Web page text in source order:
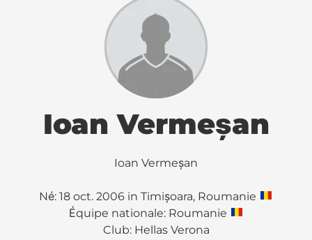
Ioan Vermeșan
Ioan Vermeșan
Né: 18 oct. 2006 in Timișoara, Roumanie
Équipe nationale: Roumanie
Club: Hellas Verona